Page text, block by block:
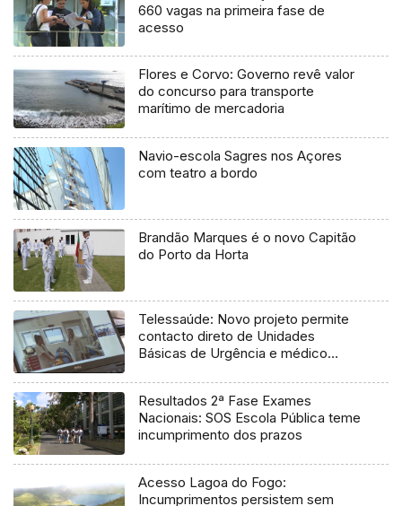
660 vagas na primeira fase de
acesso
Flores e Corvo: Governo revê valor
do concurso para transporte
marítimo de mercadoria
Navio-escola Sagres nos Açores
com teatro a bordo
Brandão Marques é o novo Capitão
do Porto da Horta
Telessaúde: Novo projeto permite
contacto direto de Unidades
Básicas de Urgência e médico
Resultados 2ª Fase Exames
Nacionais: SOS Escola Pública teme
incumprimento dos prazos
Acesso Lagoa do Fogo:
Incumprimentos persistem sem